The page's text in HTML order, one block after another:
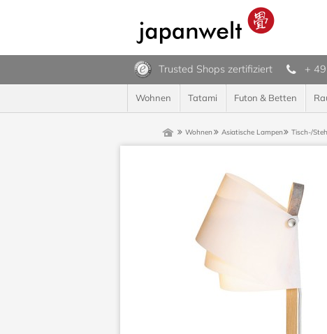
Trusted Shops zertifiziert +
Wohnen Tatami Futon & Betten
Wohnen Asiatische Lampen Tisch-/